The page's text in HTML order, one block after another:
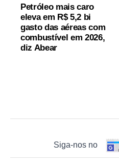
Petróleo mais caro
eleva em R$ 5,2 bi
gasto das aéreas com
combustível em 2026,
diz Abear
Siga-nos no